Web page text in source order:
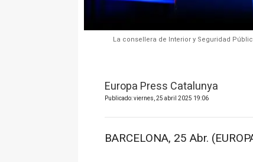
La consellera de Interior y Seguridad
Europa Press Catalunya
Publicado: viernes, 25 abril 2025 19:06
BARCELONA, 25 Abr.